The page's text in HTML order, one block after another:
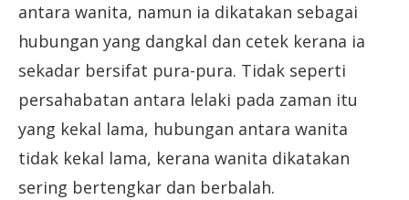
antara wanita, namun ia dikatakan sebagai
hubungan yang dangkal dan cetek kerana ia
sekadar bersifat pura-pura. Tidak seperti
persahabatan antara lelaki pada zaman itu
yang kekal lama, hubungan antara wanita
tidak kekal lama, kerana wanita dikatakan
sering bertengkar dan berbalah.